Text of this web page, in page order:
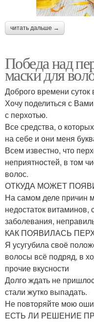
читать дальше →
Победа над
маски для
Доброго времени
Хочу поделиться с
с перхотью.
Все средства, о
на себе и они меня
Всем известно, что
неприятностей, в том
волос.
ОТКУДА МОЖЕТ
На самом деле причин
недостаток
заболевания,
КАК ПОЯВИЛАСЬ
Я усугубила своё
волосы всё подряд, в
прочие вкусности
Долго ждать не
стали жутко выпадать.
Не повторяйте мою
ЕСТЬ ЛИ РЕШЕНИЕ